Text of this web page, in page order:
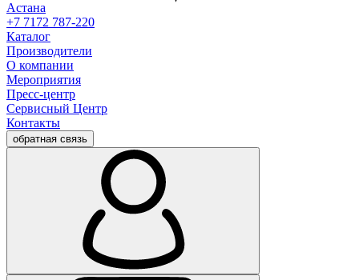
Астана
+7 7172 787-220
Каталог
Производители
О компании
Мероприятия
Пресс-центр
Сервисный Центр
Контакты
обратная связь